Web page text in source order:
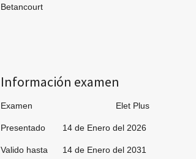
Betancourt
Información examen
Examen Elet Plus
Presentado 14 de Enero del 2026
Valido hasta 14 de Enero del 2031